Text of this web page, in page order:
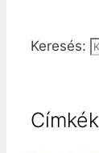
Keresés:
Címkék